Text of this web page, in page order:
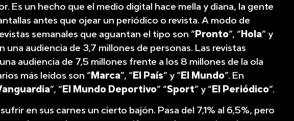
Es un hecho que el medio digital hace mella y diana, la gente
antes que ojear un periódico o revista. A modo de
semanales que aguantan el tipo son “Pronto”, “Hola” y
una audiencia de 3,7 millones de personas. Las revistas
audiencia de 7,5 millones frente a los 8 millones de la ola
más leídos son “Marca”, “El País” y “El Mundo”. En
”, “El Mundo Deportivo” “Sport” y “El Periódico”.
en sus carnes un cierto bajón. Pasa del 7,1% al 6,5%, pero